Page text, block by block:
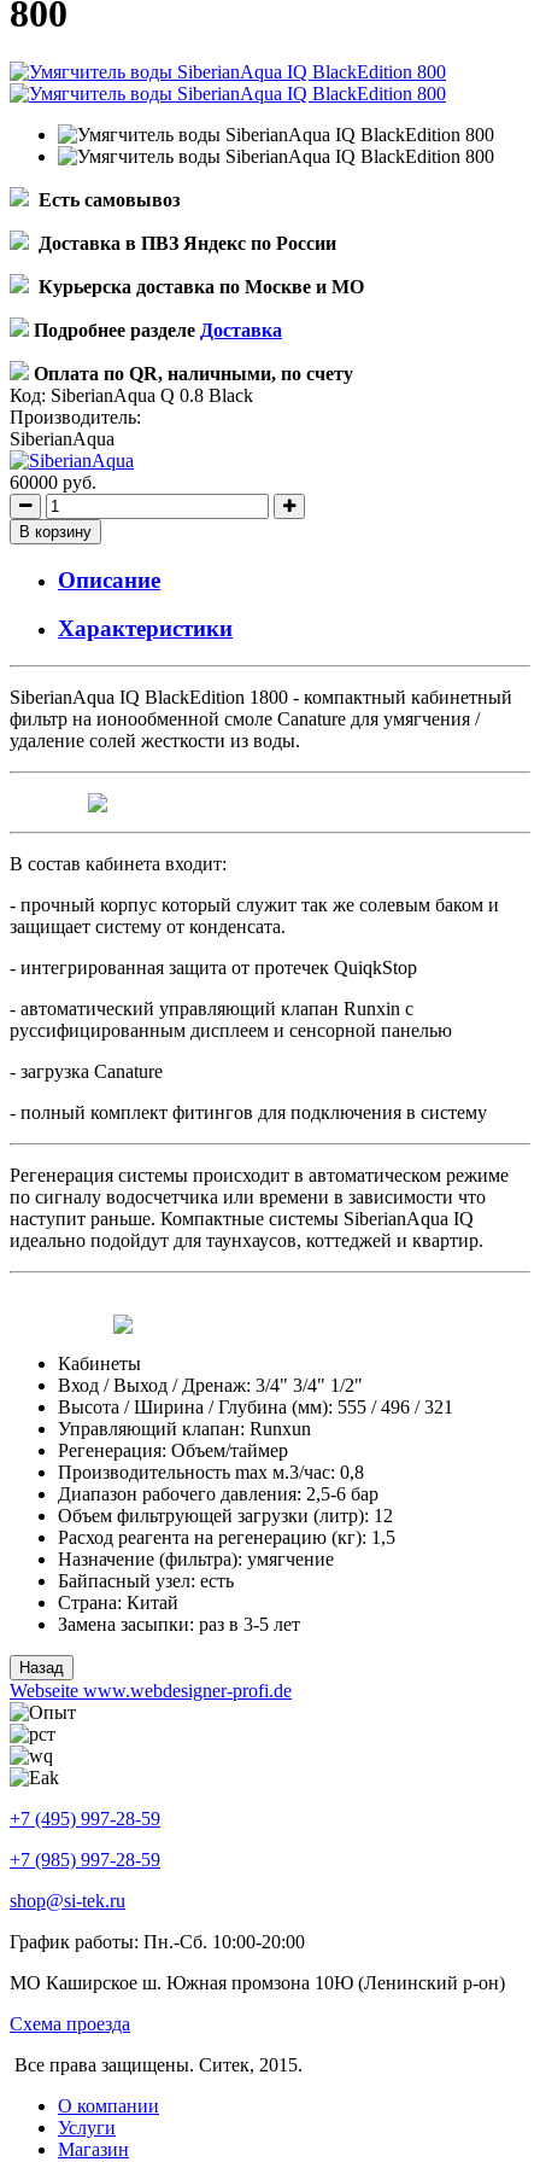
800
Есть самовывоз
Доставка в ПВЗ Яндекс по России
Курьерска доставка по Москве и МО
Подробнее разделе Доставка
Оплата по QR, наличными, по счету
Код: SiberianAqua Q 0.8 Black
Производитель:
SiberianAqua
60000 руб.
В корзину
Описание
Характеристики
SiberianAqua IQ BlackEdition 1800 - компактный кабинетный
фильтр на ионообменной смоле Canature для умягчения /
удаление солей жесткости из воды.
В состав кабинета входит:
- прочный корпус который служит так же солевым баком и
защищает систему от конденсата.
- интегрированная защита от протечек QuiqkStop
- автоматический управляющий клапан Runxin с
руссифицированным дисплеем и сенсорной панелью
- загрузка Canature
- полный комплект фитингов для подключения в систему
Регенерация системы происходит в автоматическом режиме
по сигналу водосчетчика или времени в зависимости что
наступит раньше. Компактные системы SiberianAqua IQ
идеально подойдут для таунхаусов, коттеджей и квартир.
Кабинеты
Вход / Выход / Дренаж: 3/4" 3/4" 1/2"
Высота / Ширина / Глубина (мм): 555 / 496 / 321
Управляющий клапан: Runxun
Регенерация: Объем/таймер
Производительность max м.3/час: 0,8
Диапазон рабочего давления: 2,5-6 бар
Объем фильтрующей загрузки (литр): 12
Расход реагента на регенерацию (кг): 1,5
Назначение (фильтра): умягчение
Байпасный узел: есть
Страна: Китай
Замена засыпки: раз в 3-5 лет
Webseite www.webdesigner-profi.de
+7 (495) 997-28-59
+7 (985) 997-28-59
shop@si-tek.ru
График работы: Пн.-Сб. 10:00-20:00
МО Каширское ш. Южная промзона 10Ю (Ленинский р-он)
Схема проезда
Все права защищены. Ситек, 2015.
О компании
Услуги
Магазин